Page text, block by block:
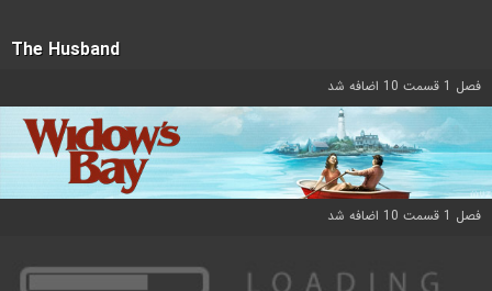
The Husband
فصل 1 قسمت 10 اضافه شد
فصل 1 قسمت 10 اضافه شد